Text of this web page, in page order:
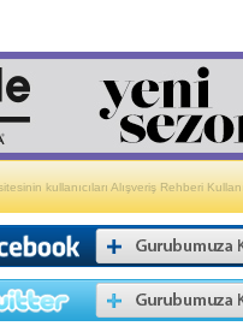
kullanıcıları Alışveriş Rehberi